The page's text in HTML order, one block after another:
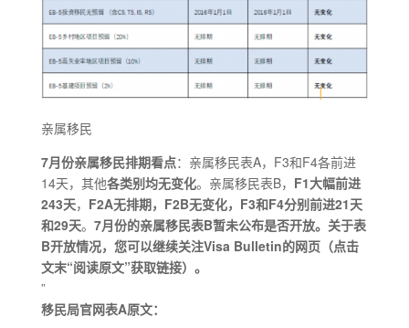
亲属移民
7月份亲属移民排期看点：亲属移民表A，F3和F4各前进
14天，其他各类别均无变化。亲属移民表B， F1大幅前进
243天， F2A无排期，F2B无变化，F3和F4分别前进21天
和29天。 7月份的亲属移民表B暂未公布是否开放。关于表
B开放情况，您可以继续关注Visa Bulletin的网页（点击
文末“阅读原文”获取链接）。
”
移民局官网表A原文：